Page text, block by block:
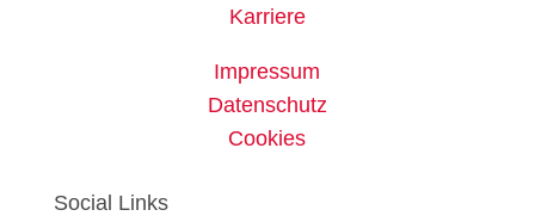
Karriere
Impressum
Datenschutz
Cookies
Social Links